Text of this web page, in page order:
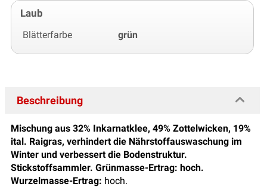
Laub
Blätterfarbe grün
Beschreibung
Mischung aus 32% Inkarnatklee, 49% Zottelwicken, 19%
ital. Raigras, verhindert die Nährstoffauswaschung im
Winter und verbessert die Bodenstruktur.
Stickstoffsammler. Grünmasse-Ertrag: hoch.
Wurzelmasse-Ertrag: hoch.